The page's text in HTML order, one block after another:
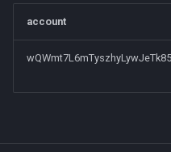
account